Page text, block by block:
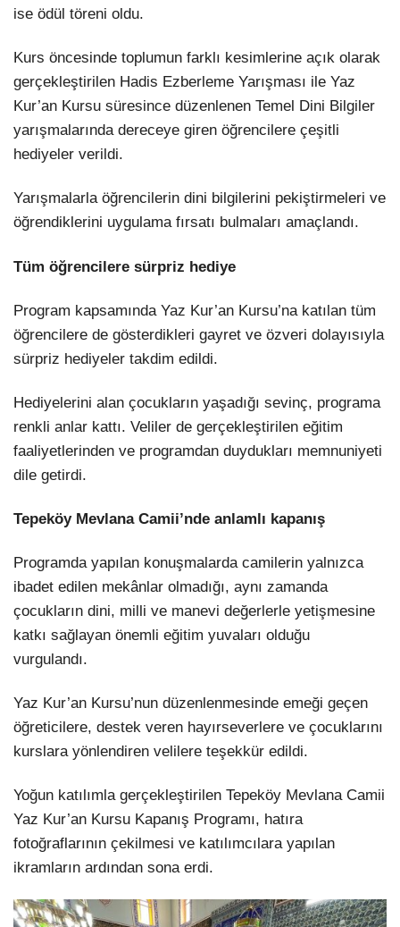
ise ödül töreni oldu.
Kurs öncesinde toplumun farklı kesimlerine açık olarak
gerçekleştirilen Hadis Ezberleme Yarışması ile Yaz
Kur’an Kursu süresince düzenlenen Temel Dini Bilgiler
yarışmalarında dereceye giren öğrencilere çeşitli
hediyeler verildi.
Yarışmalarla öğrencilerin dini bilgilerini pekiştirmeleri ve
öğrendiklerini uygulama fırsatı bulmaları amaçlandı.
Tüm öğrencilere sürpriz hediye
Program kapsamında Yaz Kur’an Kursu’na katılan tüm
öğrencilere de gösterdikleri gayret ve özveri dolayısıyla
sürpriz hediyeler takdim edildi.
Hediyelerini alan çocukların yaşadığı sevinç, programa
renkli anlar kattı. Veliler de gerçekleştirilen eğitim
faaliyetlerinden ve programdan duydukları memnuniyeti
dile getirdi.
Tepeköy Mevlana Camii’nde anlamlı kapanış
Programda yapılan konuşmalarda camilerin yalnızca
ibadet edilen mekânlar olmadığı, aynı zamanda
çocukların dini, milli ve manevi değerlerle yetişmesine
katkı sağlayan önemli eğitim yuvaları olduğu
vurgulandı.
Yaz Kur’an Kursu’nun düzenlenmesinde emeği geçen
öğreticilere, destek veren hayırseverlere ve çocuklarını
kurslara yönlendiren velilere teşekkür edildi.
Yoğun katılımla gerçekleştirilen Tepeköy Mevlana Camii
Yaz Kur’an Kursu Kapanış Programı, hatıra
fotoğraflarının çekilmesi ve katılımcılara yapılan
ikramların ardından sona erdi.